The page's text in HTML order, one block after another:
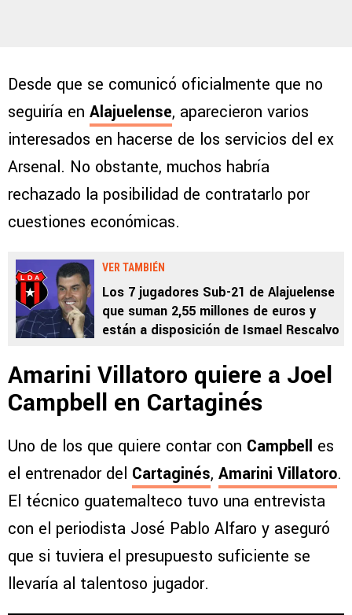
Desde que se comunicó oficialmente que no
seguiría en Alajuelense, aparecieron varios
interesados en hacerse de los servicios del ex
Arsenal. No obstante, muchos habría
rechazado la posibilidad de contratarlo por
cuestiones económicas.
VER TAMBIÉN
Los 7 jugadores Sub-21 de Alajuelense
que suman 2,55 millones de euros y
están a disposición de Ismael Rescalvo
Amarini Villatoro quiere a Joel
Campbell en Cartaginés
Uno de los que quiere contar con Campbell es
el entrenador del Cartaginés, Amarini Villatoro.
El técnico guatemalteco tuvo una entrevista
con el periodista José Pablo Alfaro y aseguró
que si tuviera el presupuesto suficiente se
llevaría al talentoso jugador.